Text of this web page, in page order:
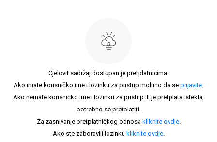
Cjelovit sadržaj dostupan je pretplatnicima.
Ako imate korisničko ime i lozinku za pristup molimo da se prijavite.
Ako nemate korisničko ime i lozinku za pristup ili je pretplata istekla,
potrebno se pretplatiti.
Za zasnivanje pretplatničkog odnosa kliknite ovdje.
Ako ste zaboravili lozinku kliknite ovdje.